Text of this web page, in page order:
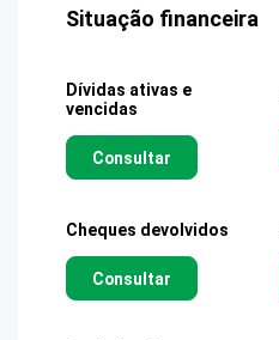
Situação financeira
Dívidas ativas e
vencidas
Consultar
Cheques devolvidos
Consultar